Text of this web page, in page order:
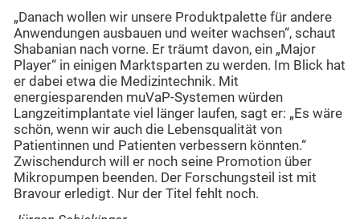
„Danach wollen wir unsere Produktpalette für andere
Anwendungen ausbauen und weiter wachsen“, schaut
Shabanian nach vorne. Er träumt davon, ein „Major
Player“ in einigen Marktsparten zu werden. Im Blick hat
er dabei etwa die Medizintechnik. Mit
energiesparenden muVaP-Systemen würden
Langzeitimplantate viel länger laufen, sagt er: „Es wäre
schön, wenn wir auch die Lebensqualität von
Patientinnen und Patienten verbessern könnten.“
Zwischendurch will er noch seine Promotion über
Mikropumpen beenden. Der Forschungsteil ist mit
Bravour erledigt. Nur der Titel fehlt noch.